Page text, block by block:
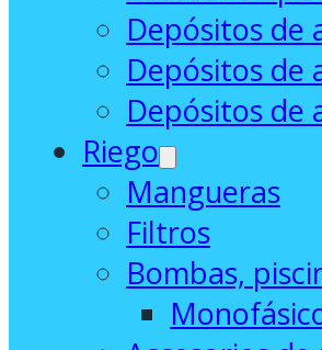
Depósitos de
Depósitos de
Depósitos de
Riego
Mangueras
Filtros
Bombas,